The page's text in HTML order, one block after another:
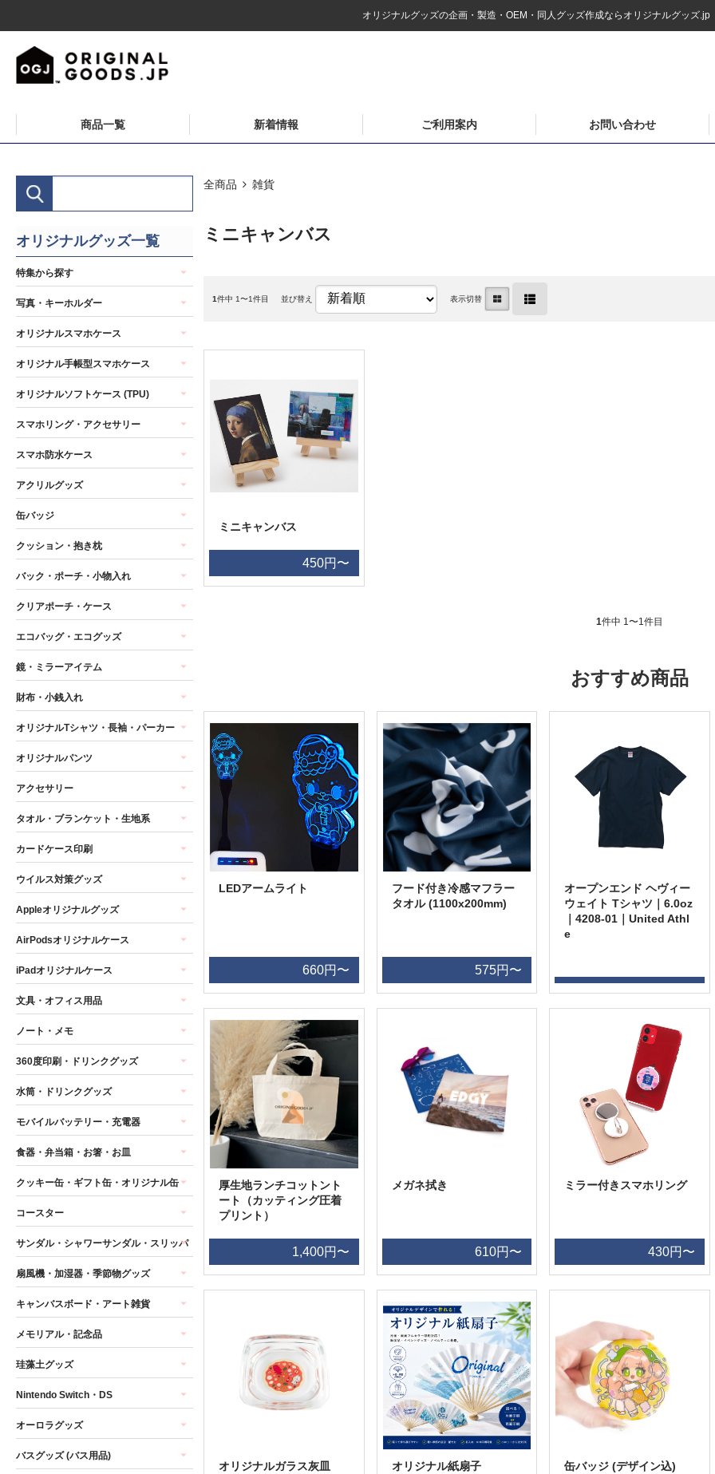
オリジナルグッズの企画・製造・OEM・同人グッズ作成ならオリジナルグッズ.jp
商品一覧 新着情報 ご利用案内 お問い合わせ
全商品 雑貨
ミニキャンバス
1件中 1〜1件目 並び替え 表示切替
ミニキャンバス
450円〜
1件中 1〜1件目
おすすめ商品
LEDアームライト
660円〜
フード付き冷感マフラー
タオル (1100x200mm)
575円〜
オープンエンド ヘヴィー
ウェイト Tシャツ｜6.0oz
｜4208-01｜United Athl
e
厚生地ランチコットント
ート（カッティング圧着
プリント）
1,400円〜
メガネ拭き
610円〜
ミラー付きスマホリング
430円〜
オリジナルガラス灰皿 オリジナル紙扇子 缶バッジ (デザイン込)
オリジナルグッズ一覧
特集から探す
写真・キーホルダー
オリジナルスマホケース
オリジナル手帳型スマホケース
オリジナルソフトケース (TPU)
スマホリング・アクセサリー
スマホ防水ケース
アクリルグッズ
缶バッジ
クッション・抱き枕
バック・ポーチ・小物入れ
クリアポーチ・ケース
エコバッグ・エコグッズ
鏡・ミラーアイテム
財布・小銭入れ
オリジナルTシャツ・長袖・パーカー
オリジナルパンツ
アクセサリー
タオル・ブランケット・生地系
カードケース印刷
ウイルス対策グッズ
Appleオリジナルグッズ
AirPodsオリジナルケース
iPadオリジナルケース
文具・オフィス用品
ノート・メモ
360度印刷・ドリンクグッズ
水筒・ドリンクグッズ
モバイルバッテリー・充電器
食器・弁当箱・お箸・お皿
クッキー缶・ギフト缶・オリジナル缶
コースター
サンダル・シャワーサンダル・スリッパ
扇風機・加湿器・季節物グッズ
キャンバスボード・アート雑貨
メモリアル・記念品
珪藻土グッズ
Nintendo Switch・DS
オーロラグッズ
バスグッズ (バス用品)